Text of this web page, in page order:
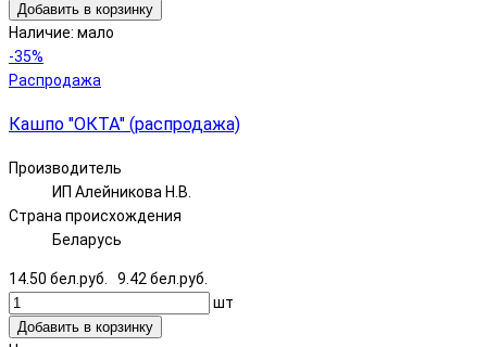
Добавить в корзинку
Наличие: мало
-35%
Распродажа
Кашпо "ОКТА" (распродажа)
Производитель
ИП Алейникова Н.В.
Страна происхождения
Беларусь
14.50 бел.руб.
9.42 бел.руб.
шт
Добавить в корзинку